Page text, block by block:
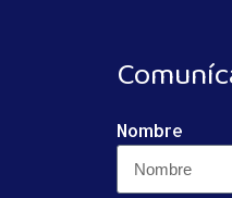
Nombre